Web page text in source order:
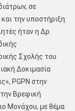
σε
την υποστήριξη
ήταν η Δρ.
Σχολής του
Δοκιμασία
PGPN στην
Βρεφική
Μονάχου, με θέμα